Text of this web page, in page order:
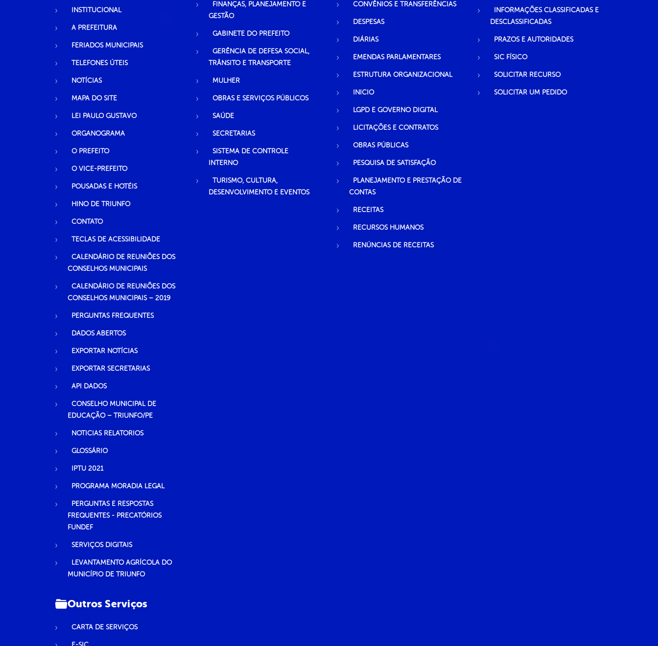
INSTITUCIONAL
A PREFEITURA
FERIADOS MUNICIPAIS
TELEFONES ÚTEIS
NOTÍCIAS
MAPA DO SITE
LEI PAULO GUSTAVO
ORGANOGRAMA
O PREFEITO
O VICE-PREFEITO
POUSADAS E HOTÉIS
HINO DE TRIUNFO
CONTATO
TECLAS DE ACESSIBILIDADE
CALENDÁRIO DE REUNIÕES DOS
CONSELHOS MUNICIPAIS
CALENDÁRIO DE REUNIÕES DOS
CONSELHOS MUNICIPAIS – 2019
PERGUNTAS FREQUENTES
DADOS ABERTOS
EXPORTAR NOTÍCIAS
EXPORTAR SECRETARIAS
API DADOS
CONSELHO MUNICIPAL DE
EDUCAÇÃO – TRIUNFO/PE
NOTICIAS RELATORIOS
GLOSSÁRIO
IPTU 2021
PROGRAMA MORADIA LEGAL
PERGUNTAS E RESPOSTAS
FREQUENTES - PRECATÓRIOS
FUNDEF
SERVIÇOS DIGITAIS
LEVANTAMENTO AGRÍCOLA DO
MUNICÍPIO DE TRIUNFO
FINANÇAS, PLANEJAMENTO E
GESTÃO
GABINETE DO PREFEITO
GERÊNCIA DE DEFESA SOCIAL,
TRÂNSITO E TRANSPORTE
MULHER
OBRAS E SERVIÇOS PÚBLICOS
SAÚDE
SECRETARIAS
SISTEMA DE CONTROLE
INTERNO
TURISMO, CULTURA,
DESENVOLVIMENTO E EVENTOS
CONVÊNIOS E TRANSFERÊNCIAS
DESPESAS
DIÁRIAS
EMENDAS PARLAMENTARES
ESTRUTURA ORGANIZACIONAL
INICIO
LGPD E GOVERNO DIGITAL
LICITAÇÕES E CONTRATOS
OBRAS PÚBLICAS
PESQUISA DE SATISFAÇÃO
PLANEJAMENTO E PRESTAÇÃO DE
CONTAS
RECEITAS
RECURSOS HUMANOS
RENÚNCIAS DE RECEITAS
INFORMAÇÕES CLASSIFICADAS E
DESCLASSIFICADAS
PRAZOS E AUTORIDADES
SIC FÍSICO
SOLICITAR RECURSO
SOLICITAR UM PEDIDO
Outros Serviços
CARTA DE SERVIÇOS